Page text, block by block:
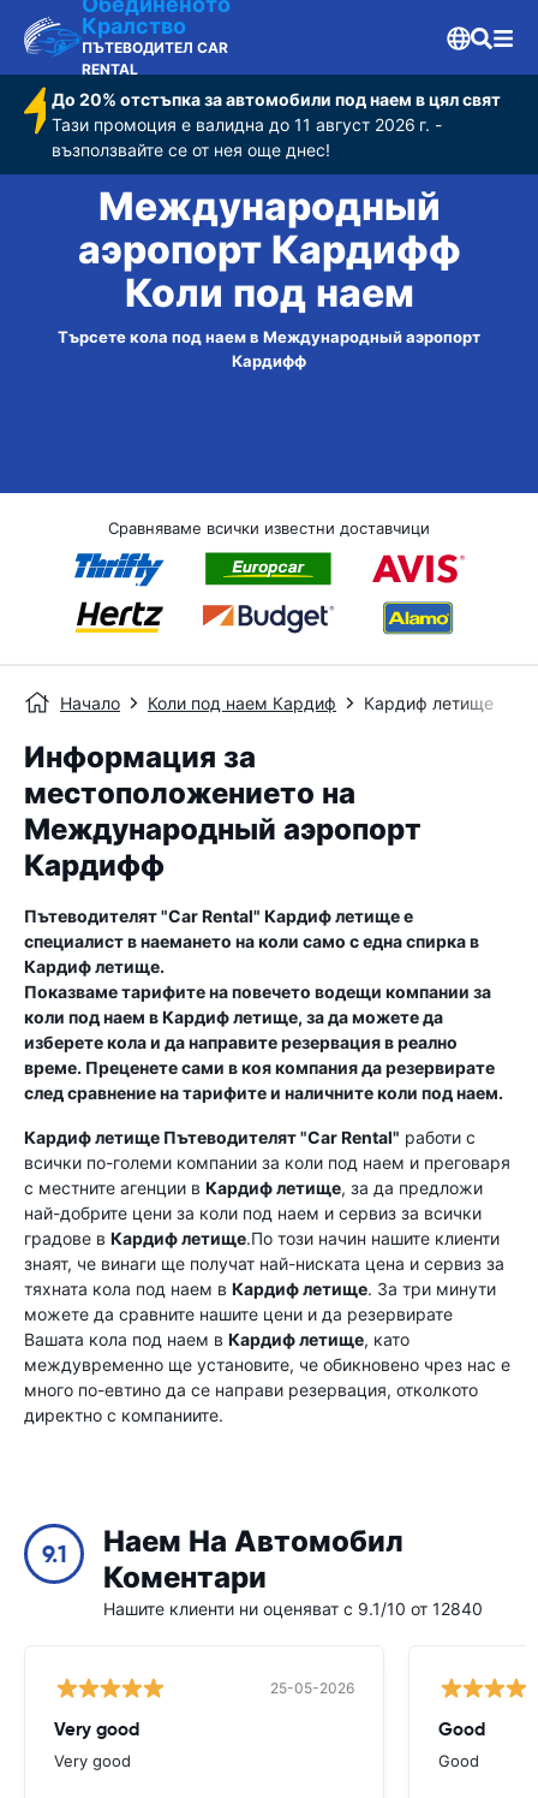
Кралство
ПЪТЕВОДИТЕЛ CAR
RENTAL
До 20% отстъпка за автомобили под наем в цял свят
Тази промоция е валидна до 11 август 2026 г. -
възползвайте се от нея още днес!
Международный
аэропорт Кардифф
Коли под наем
Търсете кола под наем в Международный аэропорт
Кардифф
Сравняваме всички известни доставчици
Начало Коли под наем Кардиф Кардиф летище
Информация за
местоположението на
Международный аэропорт
Кардифф
Пътеводителят "Car Rental" Кардиф летищее
специалист в наемането на коли само с една спирка в
Кардиф летище.
Показваме тарифите на повечето водещи компании за
коли под наем вКардиф летище, за да можете да
изберете кола и да направите резервация в реално
време. Преценете сами в коя компания да резервирате
след сравнение на тарифите и наличните коли под наем.
Кардиф летище Пътеводителят "Car Rental" работи с
всички по-големи компании за коли под наем и преговаря
с местните агенции в Кардиф летище, за да предложи
най-добрите цени за коли под наем и сервиз за всички
градове в Кардиф летище.По този начин нашите клиенти
знаят, че винаги ще получат най-ниската цена и сервиз за
тяхната кола под наем в Кардиф летище. За три минути
можете да сравните нашите цени и да резервирате
Вашата кола под наем в Кардиф летище, като
междувременно ще установите, че обикновено чрез нас е
много по-евтино да се направи резервация, отколкото
директно с компаниите.
9.1
Наем На Автомобил
Коментари
Нашите клиенти ни оценяват с 9.1/10 от 12840
25-05-2026
Very good
Very good
Good
Good